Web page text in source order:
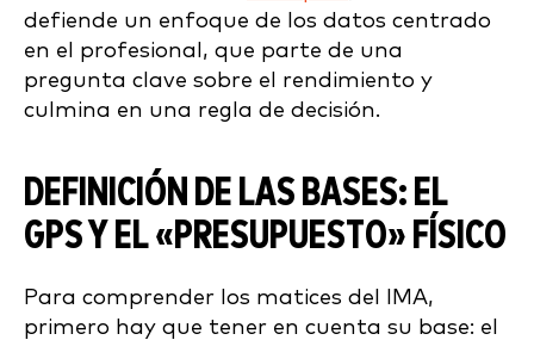
defiende un enfoque de los datos centrado
en el profesional, que parte de una
pregunta clave sobre el rendimiento y
culmina en una regla de decisión.
DEFINICIÓN DE LAS BASES: EL
GPS Y EL «PRESUPUESTO» FÍSICO
Para comprender los matices del IMA,
primero hay que tener en cuenta su base: el